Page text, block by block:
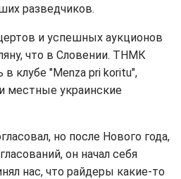
разведчиков.
и успешных аукционов
что в Словении. ТНМК
клубе "Menza pri koritu",
местные украинские
но после Нового года,
он начал себя
нас, что райдеры какие-то